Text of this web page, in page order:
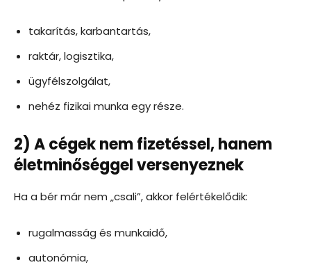
takarítás, karbantartás,
raktár, logisztika,
ügyfélszolgálat,
nehéz fizikai munka egy része.
2) A cégek nem fizetéssel, hanem
életminőséggel versenyeznek
Ha a bér már nem „csali”, akkor felértékelődik:
rugalmasság és munkaidő,
autonómia,